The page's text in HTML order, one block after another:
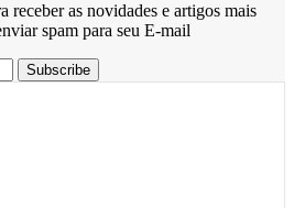
receber as novidades e artigos mais
spam para seu E-mail